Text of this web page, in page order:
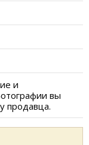
и
вы
продавца.